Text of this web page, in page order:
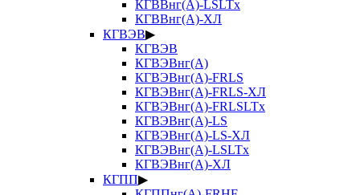
КГВВнг(А)-LSLTx
КГВВнг(А)-ХЛ
КГВЭВ▶
КГВЭВ
КГВЭВнг(А)
КГВЭВнг(А)-FRLS
КГВЭВнг(А)-FRLS-ХЛ
КГВЭВнг(А)-FRLSLTx
КГВЭВнг(А)-LS
КГВЭВнг(А)-LS-ХЛ
КГВЭВнг(А)-LSLTx
КГВЭВнг(А)-ХЛ
КГПП▶